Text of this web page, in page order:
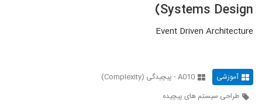
(Complex Adaptive Systems)
۵۸۸ بازدید
257
۵۱۵ بازدید
Systems Design)
Event Driven Architecture
آموزشی
A010 - پیچیدگی (Complexity)
طراحی سیستم های پیچیده